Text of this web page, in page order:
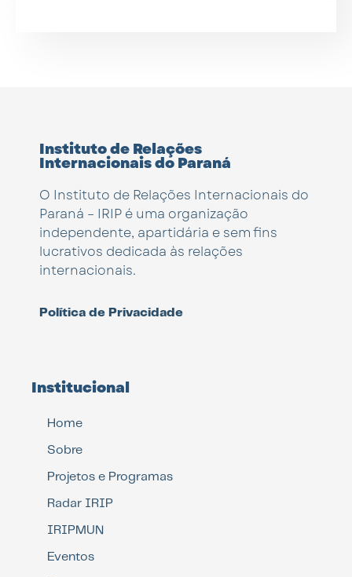
Instituto de Relações
Internacionais do Paraná
O Instituto de Relações Internacionais do
Paraná – IRIP é uma organização
independente, apartidária e sem fins
lucrativos dedicada às relações
internacionais.
Política de Privacidade
Institucional
Home
Sobre
Projetos e Programas
Radar IRIP
IRIPMUN
Eventos